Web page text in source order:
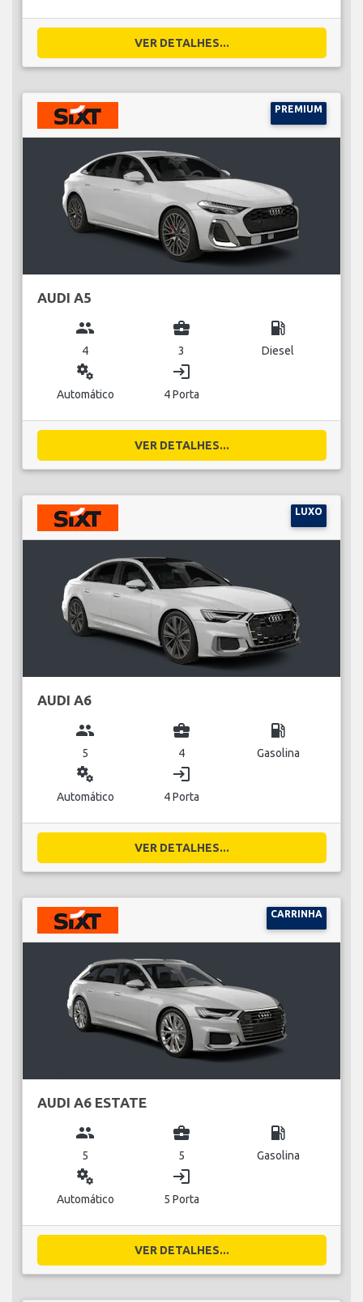
VER DETALHES...
PREMIUM
AUDI A5
group
4
business_center
3
local_gas_station
Diesel
miscellaneous_services
Automático
login
4 Porta
VER DETALHES...
LUXO
AUDI A6
group
5
business_center
4
local_gas_station
Gasolina
miscellaneous_services
Automático
login
4 Porta
VER DETALHES...
CARRINHA
AUDI A6 ESTATE
group
5
business_center
5
local_gas_station
Gasolina
miscellaneous_services
Automático
login
5 Porta
VER DETALHES...